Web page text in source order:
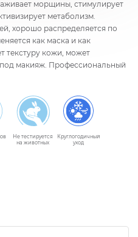
морщины, стимулирует
метаболизм.
хорошо распределяется по
как маска и как
текстуру кожи, может
под макияж. Профессиональный
Не тестируется
на животных
Круглогодичный
уход